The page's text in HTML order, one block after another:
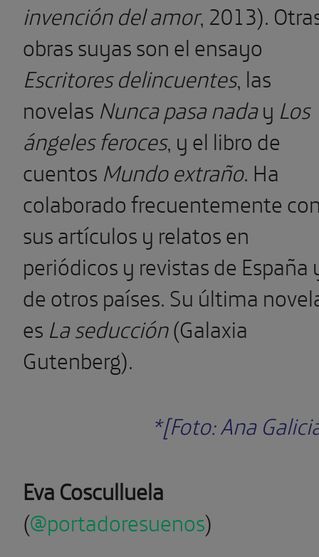
invención del amor, 2013).
obras suyas son el ensayo
Escritores delincuentes, las
novelas Nunca pasa naday Los
ángeles feroces, y el libro de
cuentos Mundo extraño. Ha
colaborado frecuentemente
sus artículos y relatos en
periódicos y revistas de España
de otros países. Su última
es La seducción(Galaxia
Gutenberg).
*[Foto: Ana
Eva Cosculluela
(@portadoresuenos)